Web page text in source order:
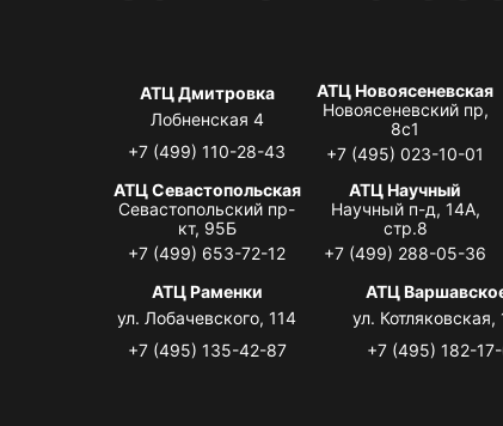
АТЦ Дмитровка
Лобненская 4
+7 (499) 110-28-43
АТЦ Новоясеневская
Новоясеневский пр,
8с1
+7 (495) 023-10-01
АТЦ Севастопольская
Севастопольский пр-
кт, 95Б
+7 (499) 653-72-12
АТЦ Научный
Научный п-д, 14А,
стр.8
+7 (499) 288-05-36
АТЦ Раменки
ул. Лобачевского, 114
+7 (495) 135-42-87
АТЦ
ул. Котляковская,
+7 (495) 182-